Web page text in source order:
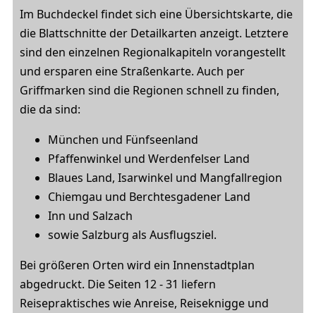
Im Buchdeckel findet sich eine Übersichtskarte, die
die Blattschnitte der Detailkarten anzeigt. Letztere
sind den einzelnen Regionalkapiteln vorangestellt
und ersparen eine Straßenkarte. Auch per
Griffmarken sind die Regionen schnell zu finden,
die da sind:
München und Fünfseenland
Pfaffenwinkel und Werdenfelser Land
Blaues Land, Isarwinkel und Mangfallregion
Chiemgau und Berchtesgadener Land
Inn und Salzach
sowie Salzburg als Ausflugsziel.
Bei größeren Orten wird ein Innenstadtplan
abgedruckt. Die Seiten 12 - 31 liefern
Reisepraktisches wie Anreise, Reiseknigge und